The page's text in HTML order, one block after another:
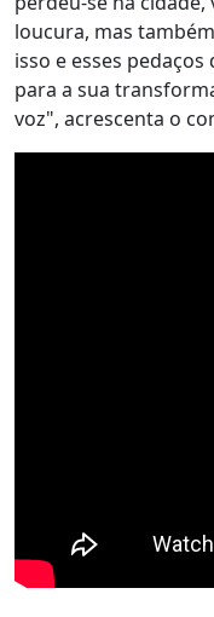
loucura, mas
isso e esses
para a sua
voz", acrescenta o